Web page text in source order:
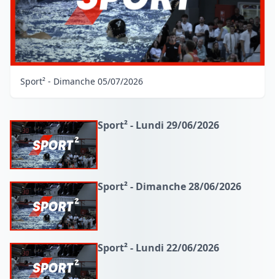
Sport² - Dimanche 05/07/2026
Sport² - Lundi 29/06/2026
Sport² - Dimanche 28/06/2026
Sport² - Lundi 22/06/2026